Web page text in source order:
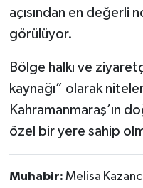
açısından en değerli
görülüyor.
Bölge halkı ve
kaynağı” olarak
Kahramanmaraş’ın
özel bir yere sahip
Muhabir: Melisa